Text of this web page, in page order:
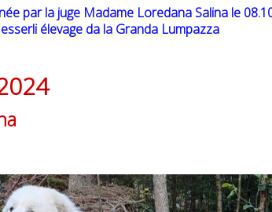
par la juge Madame Loredana Salina le
élevage da la Granda Lumpazza